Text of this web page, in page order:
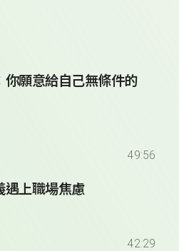
你願意給自己無條件的
49:56
遇上職場焦慮
42:29